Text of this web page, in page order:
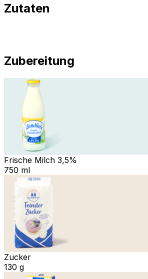
Zutaten
Zubereitung
Frische Milch 3,5%
750 ml
Zucker
130 g